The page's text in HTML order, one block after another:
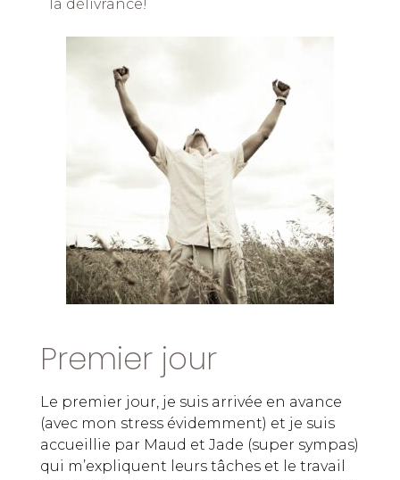
la délivrance!
Premier jour
Le premier jour, je suis arrivée en avance
(avec mon stress évidemment) et je suis
accueillie par Maud et Jade (super sympas)
qui m’expliquent leurs tâches et le travail